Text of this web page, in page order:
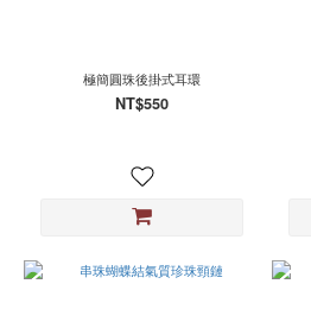
極簡圓珠後掛式耳環
NT$550